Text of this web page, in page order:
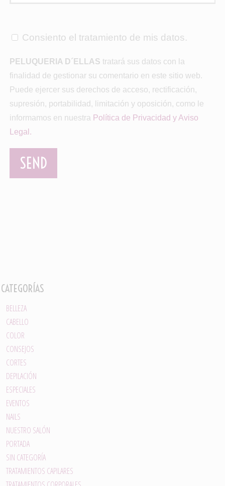
CATEGORÍAS
BELLEZA
CABELLO
COLOR
CONSEJOS
CORTES
DEPILACIÓN
ESPECIALES
EVENTOS
NAILS
NUESTRO SALÓN
PORTADA
SIN CATEGORÍA
TRATAMIENTOS CAPILARES
Consiento el tratamiento de mis datos.
PELUQUERIA D´ELLAS tratará sus datos con la
finalidad de gestionar su comentario en este sitio web.
Puede ejercer sus derechos de acceso, rectificación,
supresión, portabilidad, limitación y oposición, como le
informamos en nuestra Política de Privacidad y Aviso
Legal.